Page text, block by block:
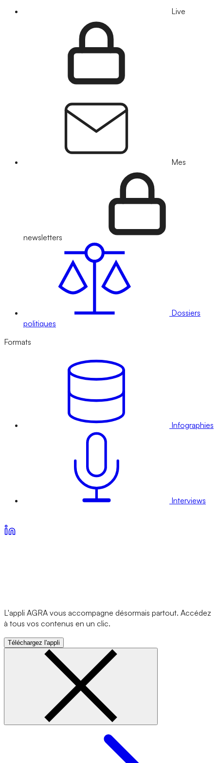
Live
Mes
newsletters
Dossiers
politiques
Formats
Infographies
Interviews
L'appli AGRA vous accompagne désormais partout. Accédez
à tous vos contenus en un clic.
Téléchargez l'appli